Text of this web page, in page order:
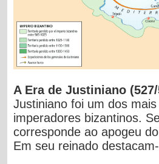
A Era de Justiniano (527/
Justiniano foi um dos
imperadores bizantinos.
corresponde ao apogeu
Em seu reinado